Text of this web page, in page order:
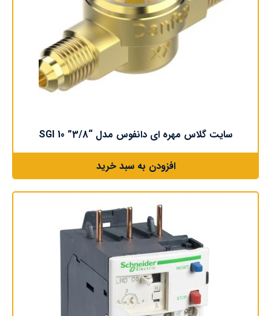
سایت گلاس مهره ای دانفوس مدل “3/8” SGI 10
افزودن به سبد خرید